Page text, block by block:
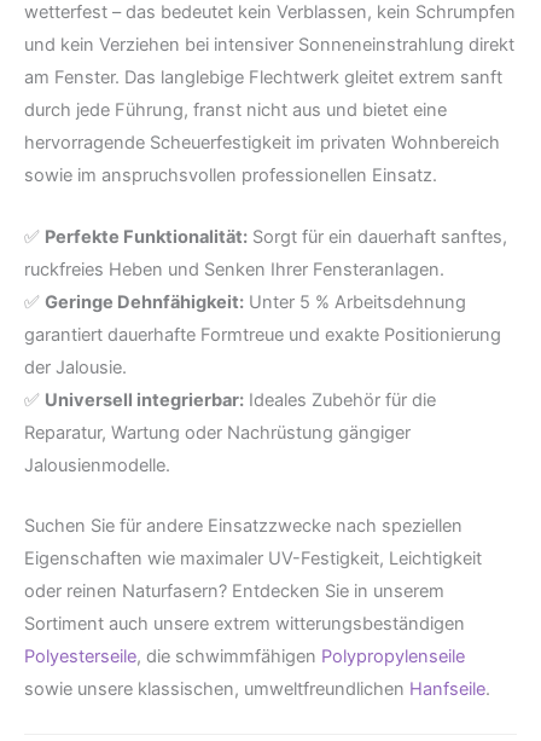
wetterfest – das bedeutet kein Verblassen, kein Schrumpfen
und kein Verziehen bei intensiver Sonneneinstrahlung direkt
am Fenster. Das langlebige Flechtwerk gleitet extrem sanft
durch jede Führung, franst nicht aus und bietet eine
hervorragende Scheuerfestigkeit im privaten Wohnbereich
sowie im anspruchsvollen professionellen Einsatz.
✅ Perfekte Funktionalität: Sorgt für ein dauerhaft sanftes,
ruckfreies Heben und Senken Ihrer Fensteranlagen.
✅ Geringe Dehnfähigkeit: Unter 5 % Arbeitsdehnung
garantiert dauerhafte Formtreue und exakte Positionierung
der Jalousie.
✅ Universell integrierbar: Ideales Zubehör für die
Reparatur, Wartung oder Nachrüstung gängiger
Jalousienmodelle.
Suchen Sie für andere Einsatzzwecke nach speziellen
Eigenschaften wie maximaler UV-Festigkeit, Leichtigkeit
oder reinen Naturfasern? Entdecken Sie in unserem
Sortiment auch unsere extrem witterungsbeständigen
Polyesterseile, die schwimmfähigen Polypropylenseile
sowie unsere klassischen, umweltfreundlichen Hanfseile.